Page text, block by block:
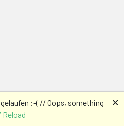
:-( // Oops, something
Reload
🗙